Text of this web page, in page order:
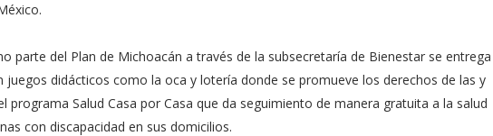
parte del Plan de Michoacán a través de la subsecretaría de Bienestar se entrega
juegos didácticos como la oca y lotería donde se promueve los derechos de las y
programa Salud Casa por Casa que da seguimiento de manera gratuita a la salud
con discapacidad en sus domicilios.